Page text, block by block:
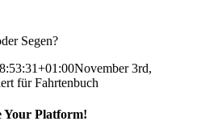
Segen?
November 3rd,
für Fahrtenbuch
Your Platform!